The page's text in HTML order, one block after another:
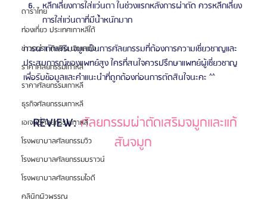
ดาราไทย
ท่องเที่ยว ประเทศเกาหลีใต้
ข่าวดารา ศิลปิน นักแสดง
ราคาศัลยกรรมเกาหลี
ราคาศัลยกรรมเกาหลี
ธุรกิจศัลยกรรมเกาหลี
เอเจนซี่ศัลยกรรมเกาหลี
โรงพยาบาลศัลยกรรมวิว
โรงพยาบาลศัลยกรรมบราวน์
โรงพยาบาลศัลยกรรมไอดี
คลินิกผิวพรรณ
หลีกเลี่ยงการใส่แว่นตา ในช่วงแรกหลังการผ่าตัด ควรหลีกเลี่ยง
การใส่แว่นตาที่มีน้ำหนักมาก
การผ่าตัดเสริมจมูกเป็นการศัลยกรรมที่ต้องการความเชี่ยวชาญและ
ประสบการณ์ของแพทย์สูง ใครที่สนใจควรปรึกษาแพทย์ผู้เชี่ยวชาญ
เพื่อรับข้อมูลและคำแนะนำที่ถูกต้องก่อนการตัดสินใจนะคะ ^^
REVIEW: ศัลยกรรมผ่าตัดเสริมจมูกและแก้
สันจมูก